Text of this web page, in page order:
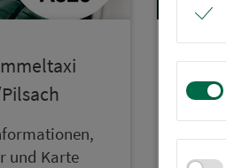
und Karte
A525